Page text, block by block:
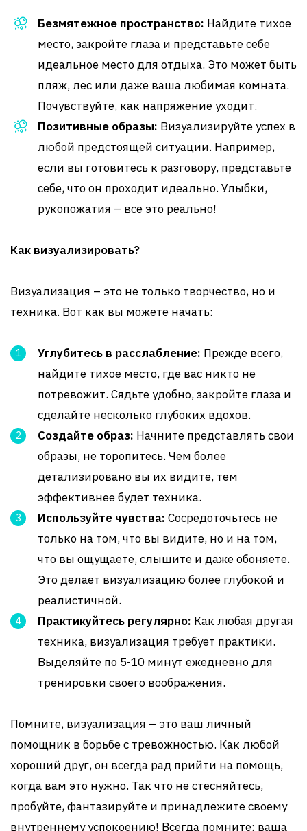
Безмятежное пространство: Найдите тихое
место, закройте глаза и представьте себе
идеальное место для отдыха. Это может быть
пляж, лес или даже ваша любимая комната.
Почувствуйте, как напряжение уходит.
Позитивные образы: Визуализируйте успех в
любой предстоящей ситуации. Например,
если вы готовитесь к разговору, представьте
себе, что он проходит идеально. Улыбки,
рукопожатия – все это реально!
Как визуализировать?
Визуализация – это не только творчество, но и
техника. Вот как вы можете начать:
Углубитесь в расслабление: Прежде всего,
найдите тихое место, где вас никто не
потревожит. Сядьте удобно, закройте глаза и
сделайте несколько глубоких вдохов.
Создайте образ: Начните представлять свои
образы, не торопитесь. Чем более
детализировано вы их видите, тем
эффективнее будет техника.
Используйте чувства: Сосредоточьтесь не
только на том, что вы видите, но и на том,
что вы ощущаете, слышите и даже обоняете.
Это делает визуализацию более глубокой и
реалистичной.
Практикуйтесь регулярно: Как любая другая
техника, визуализация требует практики.
Выделяйте по 5-10 минут ежедневно для
тренировки своего воображения.
Помните, визуализация – это ваш личный
помощник в борьбе с тревожностью. Как любой
хороший друг, он всегда рад прийти на помощь,
когда вам это нужно. Так что не стесняйтесь,
пробуйте, фантазируйте и принадлежите своему
внутреннему успокоению! Всегда помните: ваша